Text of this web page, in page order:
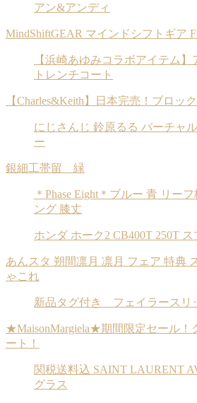
アン&アンディ
MindShiftGEAR マインドシフトギア
【浜崎あゆみコラボアイテム
トレンチコート
【Charles&Keith】日本完売！ブロッ
にじさんじ 鈴原るる バーチャ
ー
銀細工帯留 緑
＊Phase Eight＊ブルー 青 リー
ング 膝丈
ホンダ ホーク2 CB400T 250T
あんスタ 朔間凛月 凛月 フェア 特典
ゃこれ
新品タグ付き フェイラースリ
★MaisonMargiela★期間限定セール！
ート！
関税送料込 SAINT LAURENT
グラス